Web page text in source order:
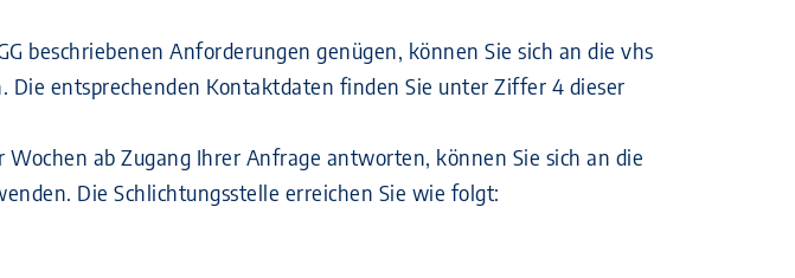
beschriebenen Anforderungen genügen, können Sie sich an die vhs
Die entsprechenden Kontaktdaten finden Sie unter Ziffer 4 dieser
ab Zugang Ihrer Anfrage antworten, können Sie sich an die
Die Schlichtungsstelle erreichen Sie wie folgt: